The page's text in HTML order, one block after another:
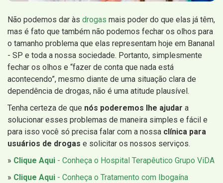
Não podemos dar às drogas mais poder do que elas já têm,
mas é fato que também não podemos fechar os olhos para
o tamanho problema que elas representam hoje em Bananal
- SP e toda a nossa sociedade. Portanto, simplesmente
fechar os olhos e “fazer de conta que nada está
acontecendo”, mesmo diante de uma situação clara de
dependência de drogas, não é uma atitude plausível.
Tenha certeza de que nós poderemos lhe ajudar a
solucionar esses problemas de maneira simples e fácil e
para isso você só precisa falar com a nossa clínica para
usuários de drogas e solicitar os nossos serviços.
» Clique Aqui - Conheça o Hospital Terapêutico Grupo ViDA
» Clique Aqui - Conheça o Tratamento com Ibogaína